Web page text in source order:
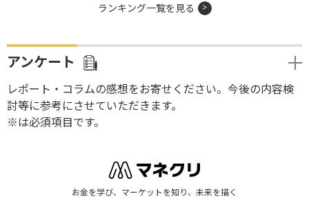
ランキング一覧を見る
アンケート
レポート・コラムの感想をお寄せください。今後の内容検
討等に参考にさせていただきます。
※は必須項目です。
お金を学び、マーケットを知り、未来を描く